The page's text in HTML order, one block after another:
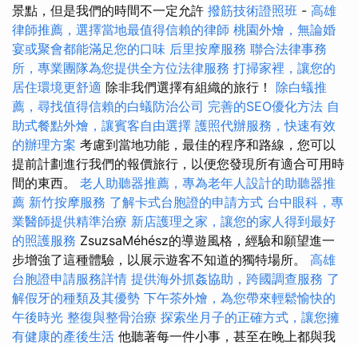
景點，但是我們的時間不一定允許 撥筋技術證照班 - 高雄
律師推薦，選擇當地最值得信賴的律師 桃園外燴，無論婚
宴或聚會都能滿足您的口味 后里按摩服務 聯合法律事務
所，專業團隊為您提供全方位法律服務 打掃家裡，讓您的
居住環境更舒適 除非我們選擇有組織的旅行！ 除白蟻推
薦，尋找值得信賴的白蟻防治公司 完善的SEO優化方法 自
助式餐點外燴，讓賓客自由選擇 護照代辦服務，快速有效
的辦理方案 考慮到當地功能，最佳的程序和路線，您可以
提前計劃進行我們的報價旅行，以便您發現所有適合可用時
間的東西。 老人助聽器推薦，專為老年人設計的助聽器推
薦 新竹按摩服務 了解卡式台胞證的申請方式 台中眼科，專
業醫師提供精準治療 新店護理之家，讓您的家人得到最好
的照護服務 ZsuzsaMéhész的導遊風格，經驗和願望進一
步增強了這種體驗，以展示遊客不知道的獨特場所。 高雄
台胞證申請服務詳情 提供海外抓姦協助，跨國調查服務 了
解假牙的種類及其優勢 下午茶外燴，為您帶來輕鬆愉快的
午後時光 整復與整骨治療 探索坐月子的正確方式，讓您擁
有健康的產後生活 他聽著每一件小事，甚至在晚上都與我